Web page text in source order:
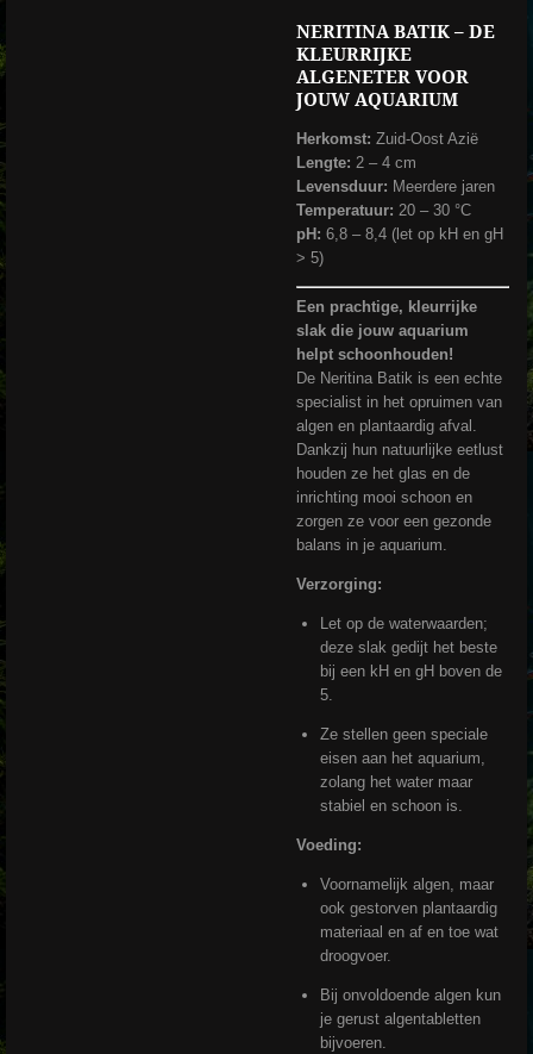
NERITINA BATIK – DE
KLEURRIJKE
ALGENETER VOOR
JOUW AQUARIUM
Herkomst: Zuid-Oost Azië
Lengte: 2 – 4 cm
Levensduur: Meerdere jaren
Temperatuur: 20 – 30 °C
pH: 6,8 – 8,4 (let op kH en gH
> 5)
Een prachtige, kleurrijke
slak die jouw aquarium
helpt schoonhouden!
De Neritina Batik is een echte
specialist in het opruimen van
algen en plantaardig afval.
Dankzij hun natuurlijke eetlust
houden ze het glas en de
inrichting mooi schoon en
zorgen ze voor een gezonde
balans in je aquarium.
Verzorging:
Let op de waterwaarden;
deze slak gedijt het beste
bij een kH en gH boven de
5.
Ze stellen geen speciale
eisen aan het aquarium,
zolang het water maar
stabiel en schoon is.
Voeding:
Voornamelijk algen, maar
ook gestorven plantaardig
materiaal en af en toe wat
droogvoer.
Bij onvoldoende algen kun
je gerust algentabletten
bijvoeren.